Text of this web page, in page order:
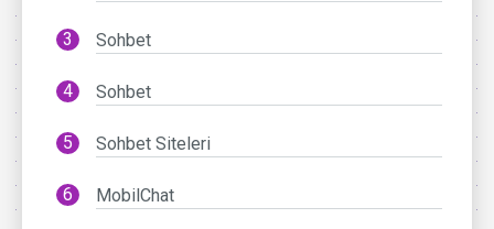
Sohbet
Sohbet
Sohbet Siteleri
MobilChat